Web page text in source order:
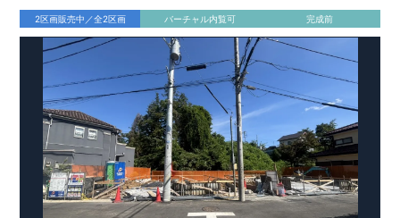
カードや普段お使いのおサイフケータイ対応。
スマートホンを玄関キーとして使用可能。
ボタンを押して、カードやケータイをかざすだけで施解錠できます。
ブルーミングガーデンのこだわり>
『BELS』取得(省エネ住宅) ←詳しくはクリック
・東栄住宅のブルーミングガーデンは、 2025年より適合義務化予定の
大きく上回る
評価★★★★★(ZEH基準相当 をすべての住宅で取
『長期優良住宅』取得! ←詳しくはクリック
・全7つの技術基準のうち、5つの等級を取得しています。
・住宅ローン控除最大５０００万円　最大控除額３５万円　控除期間
１３年間の最大控除額４５５万円
・中古市場でも、長期優良住宅が有利に働きます。
2区画販売中／全2区画 バーチャル内覧可 完成前